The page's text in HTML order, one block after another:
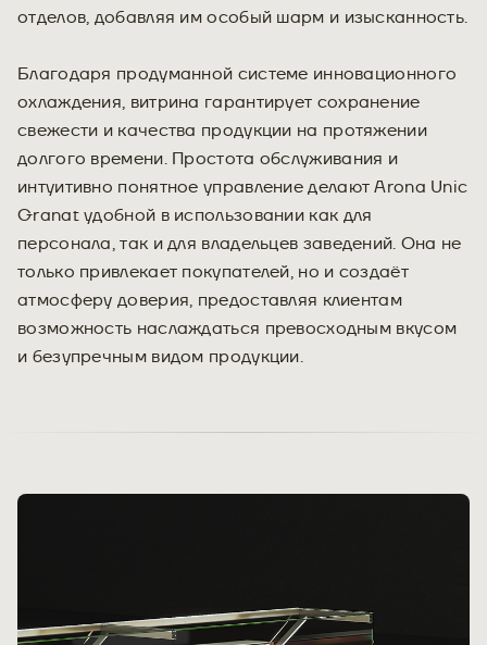
отделов, добавляя им особый шарм и изысканность.
Благодаря продуманной системе инновационного
охлаждения, витрина гарантирует сохранение
свежести и качества продукции на протяжении
долгого времени. Простота обслуживания и
интуитивно понятное управление делают Arona Unic
Granat удобной в использовании как для
персонала, так и для владельцев заведений. Она не
только привлекает покупателей, но и создаёт
атмосферу доверия, предоставляя клиентам
возможность наслаждаться превосходным вкусом
и безупречным видом продукции.